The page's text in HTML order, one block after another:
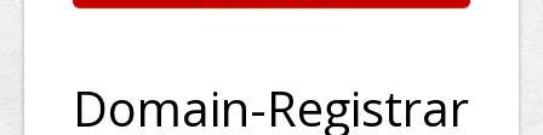
Domain-Registrar